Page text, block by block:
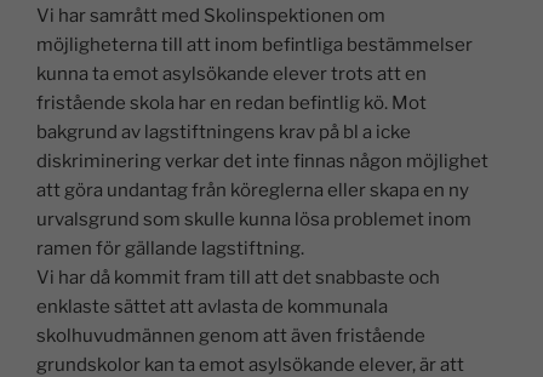
Vi har samrått med Skolinspektionen om
möjligheterna till att inom befintliga bestämmelser
kunna ta emot asylsökande elever trots att en
fristående skola har en redan befintlig kö. Mot
bakgrund av lagstiftningens krav på bl a icke
diskriminering verkar det inte finnas någon möjlighet
att göra undantag från köreglerna eller skapa en ny
urvalsgrund som skulle kunna lösa problemet inom
ramen för gällande lagstiftning.
Vi har då kommit fram till att det snabbaste och
enklaste sättet att avlasta de kommunala
skolhuvudmännen genom att även fristående
grundskolor kan ta emot asylsökande elever, är att